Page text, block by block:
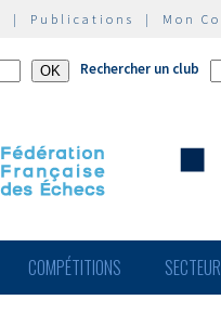
| Publications | Mon
Rechercher un club
COMPÉTITIONS